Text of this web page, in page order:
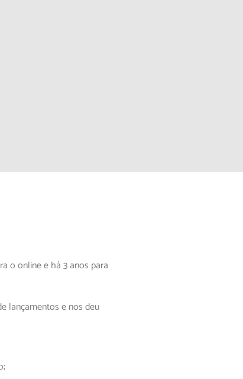
o online e há 3 anos para
lançamentos e nos deu